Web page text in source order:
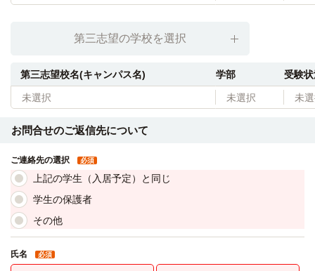
第三志望の学校を選択
第三志望校名(キャンパス名) 学部 受験
未選択 未選択 未
お問合せのご返信先について
ご連絡先の選択 必須
上記の学生（入居予定）と同じ
学生の保護者
その他
氏名 必須